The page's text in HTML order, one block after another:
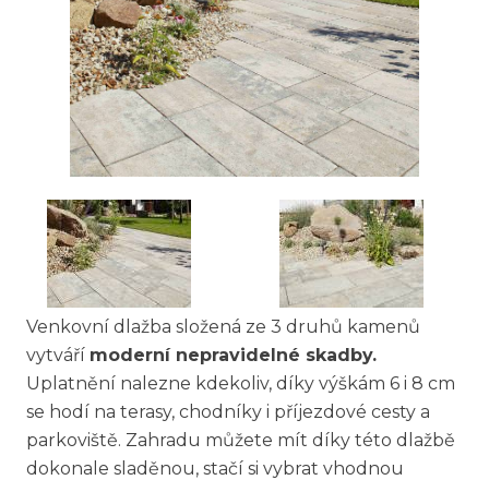
Venkovní dlažba složená ze 3 druhů kamenů
vytváří moderní nepravidelné skadby.
Uplatnění nalezne kdekoliv, díky výškám 6 i 8 cm
se hodí na terasy, chodníky i příjezdové cesty a
parkoviště. Zahradu můžete mít díky této dlažbě
dokonale sladěnou, stačí si vybrat vhodnou